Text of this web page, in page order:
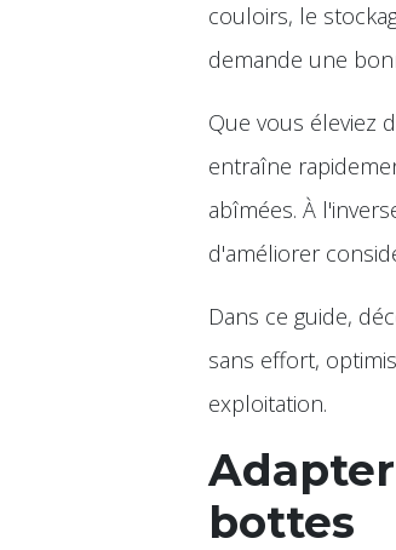
couloirs, le
demande une
Que vous éleviez
entraîne
abîmées. À
d'améliorer
Dans ce guide,
sans effort,
exploitation.
bottes